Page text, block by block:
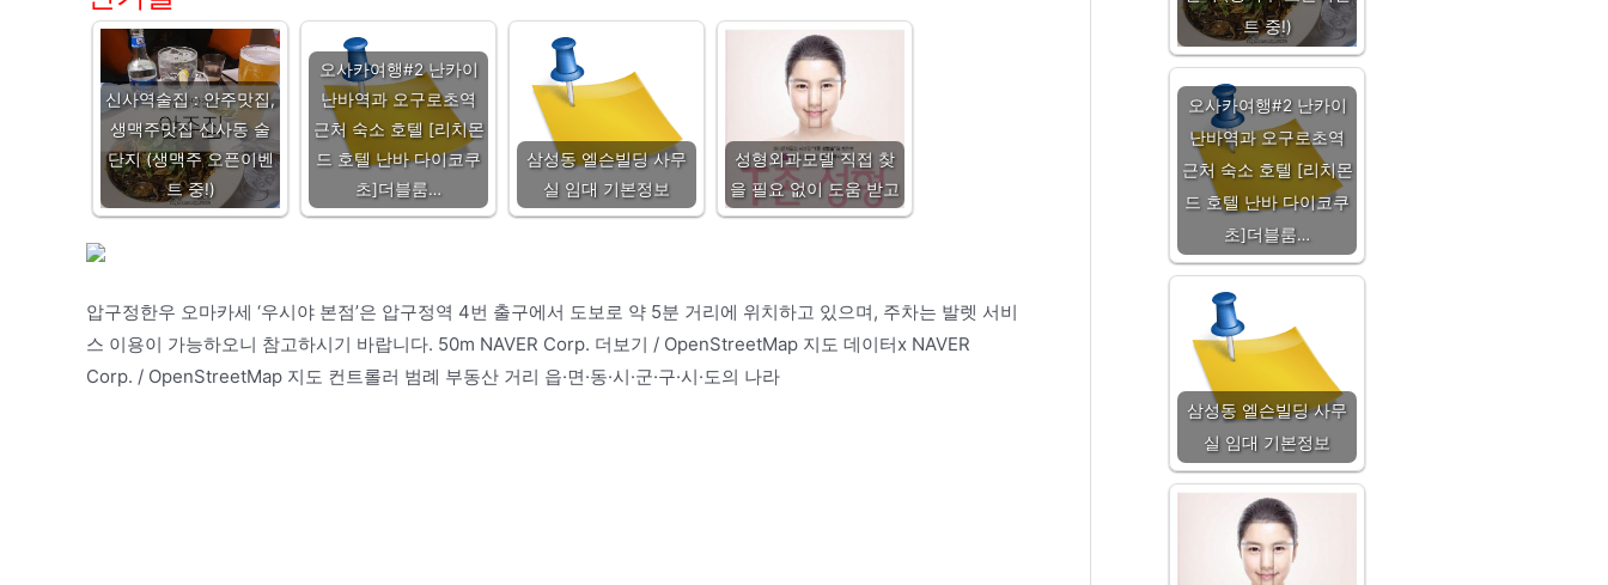
신사역술집 : 안주맛집,
생맥주맛집 신사동 술
단지 (생맥주 오픈이벤
트 중!)
오사카여행#2 난카이
난바역과 오구로초역
근처 숙소 호텔 [리치몬
드 호텔 난바 다이코쿠
초]더블룸…
삼성동 엘슨빌딩 사무
실 임대 기본정보
성형외과모델 직접 찾
을 필요 없이 도움 받고
압구정한우 오마카세 ‘우시야 본점’은 압구정역 4번 출구에서 도보로 약 5분 거리에 위치하고 있으며, 주차는 발렛 서비
스 이용이 가능하오니 참고하시기 바랍니다. 50m NAVER Corp. 더보기 / OpenStreetMap 지도 데이터x NAVER
Corp. / OpenStreetMap 지도 컨트롤러 범례 부동산 거리 읍·면·동·시·군·구·시·도의 나라
트 중!)
오사카여행#2 난카이
난바역과 오구로초역
근처 숙소 호텔 [리치몬
드 호텔 난바 다이코쿠
초]더블룸…
삼성동 엘슨빌딩 사무
실 임대 기본정보